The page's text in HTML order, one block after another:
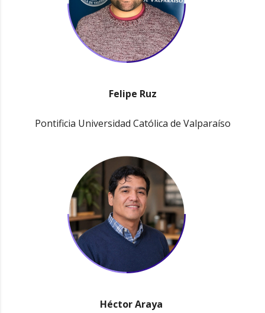
Felipe Ruz
Pontificia Universidad Católica de Valparaíso
Héctor Araya